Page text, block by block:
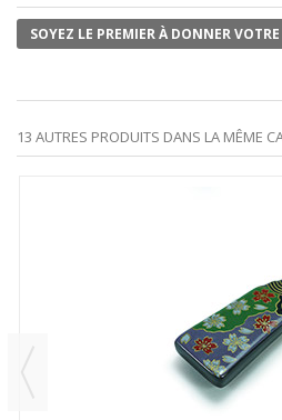
SOYEZ LE PREMIER À DONNER
13 AUTRES PRODUITS DANS LA MÊME